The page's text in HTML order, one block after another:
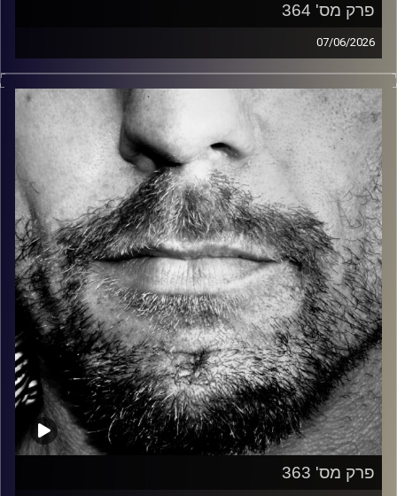
פרק מס' 364
07/06/2026
זיפים, מוזיקה מחוספסת של הופעות חיות. הרבה ג'אם, רוק,
בלוז, bluegrass, ג'אז, Fאנק, פרוגרסיב ואפילו אלקטרוניקה.
כל מה שחי, אמיתי ונושם.
עם שמוליק רגב.
קרדיט תמונות: David Goehring
פרק מס' 363